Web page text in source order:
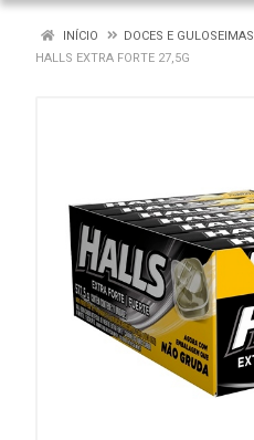
INÍCIO DOCES E GULOSEIMAS
HALLS EXTRA FORTE 27,5G